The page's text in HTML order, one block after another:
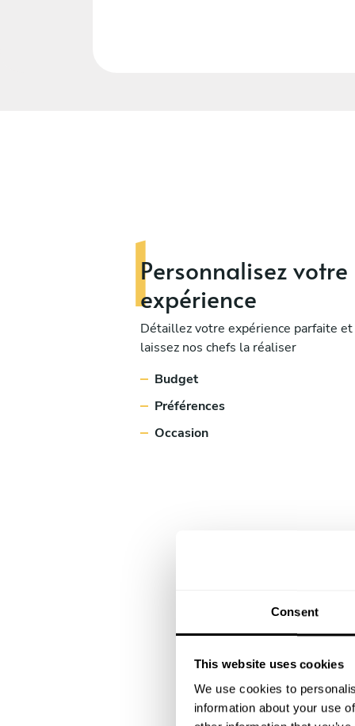
Consent
This website uses cookies
We use cookies to
information about your use
Personnalisezvotre
expérience
Détaillez votre expérience parfaite et
laissez nos chefs la réaliser
Budget
Préférences
Occasion